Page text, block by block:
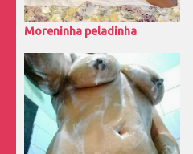
Moreninha peladinha